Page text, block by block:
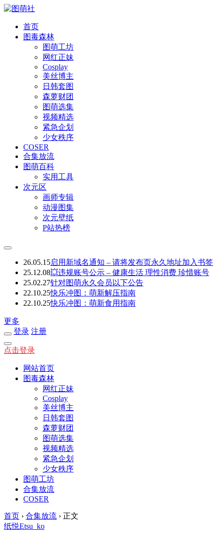
首页
图毒森林
图萌工坊
网红正妹
Cosplay
美丝博主
日韩套图
森萝财团
图萌选集
视频精选
紧急企划
少女秩序
COSER
合集放流
图萌百科
实用工具
次元区
画师专辑
动漫图集
次元壁纸
P站热榜
26.05.15启用新域名通知 – 请将发布页永久地址加入书签
25.12.08💥违规账号公示 – 健康生活 理性消费 珍惜账号
25.02.27针对图萌永久会员以下公告
22.10.25快乐冲图：萌新解压指南
22.10.25快乐冲图：萌新食用指南
更多
登录 注册
点击登录
网站首页
图毒森林
网红正妹
Cosplay
美丝博主
日韩套图
森萝财团
图萌选集
视频精选
紧急企划
少女秩序
图萌工坊
合集放流
COSER
首页 › 合集放流 › 正文
纸悦Etsu_ko